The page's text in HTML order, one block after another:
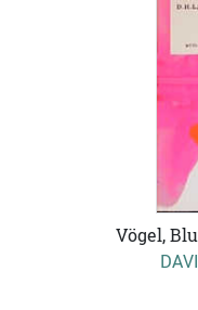
Vögel,